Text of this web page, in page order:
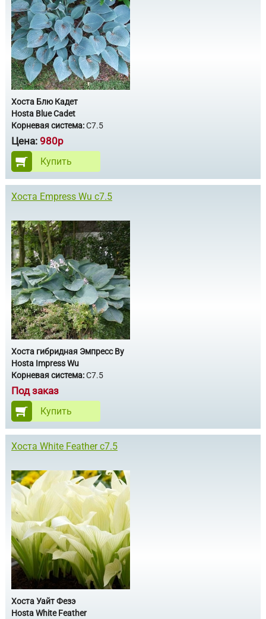
Хоста Блю Кадет
Hosta Blue Cadet
Корневая система:С7.5
Цена: 980р
Купить
Хоста Empress Wu с7.5
Хоста гибридная Эмпресс Ву
Hosta Impress Wu
Корневая система:С7.5
Под заказ
Купить
Хоста White Feather с7.5
Хоста Уайт Фезэ
Hosta White Feather